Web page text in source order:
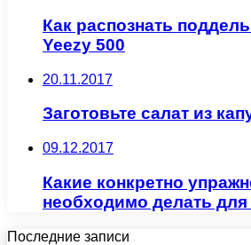
Как распознать
Yeezy 500
20.11.2017
Заготовьте салат из
09.12.2017
Какие конкретно
необходимо делать для
Последние записи